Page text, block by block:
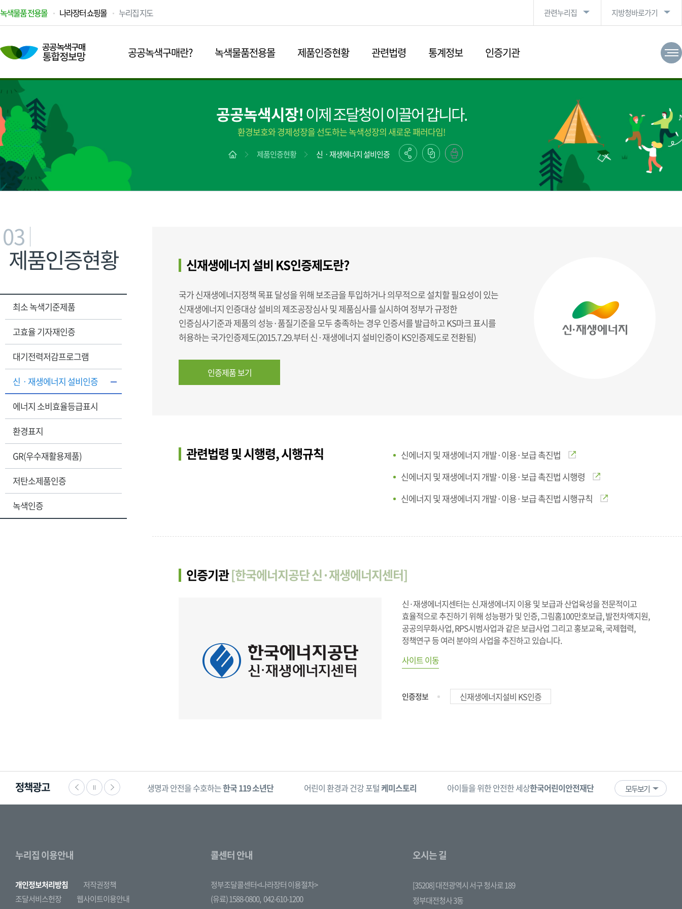
녹색물품 전용몰 나라장터 쇼핑몰 누리집 지도 관련누리집 지방청바로가기
공공녹색구매란? 녹색물품전용몰 제품인증현황 관련법령 통계정보 인증기관
공공녹색시장!이제 조달청이 이끌어 갑니다.
환경보호와 경제성장을 선도하는 녹색성장의 새로운 패러다임!
제품인증현황 신ㆍ재생에너지 설비인증
03
제품인증현황
최소 녹색기준제품
고효율 기자재인증
대기전력저감프로그램
신ㆍ재생에너지 설비인증
에너지 소비효율등급표시
환경표지
GR(우수재활용제품)
저탄소제품인증
녹색인증
신재생에너지 설비 KS인증제도란?
국가 신재생에너지정책 목표 달성을 위해 보조금을 투입하거나 의무적으로 설치할 필요성이 있는
신재생에너지 인증대상 설비의 제조공장심사 및 제품심사를 실시하여 정부가 규정한
인증심사기준과 제품의 성능·품질기준을 모두 충족하는 경우 인증서를 발급하고 KS마크 표시를
허용하는 국가인증제도(2015.7.29.부터 신·재생에너지 설비인증이 KS인증제도로 전환됨)
인증제품 보기
관련법령 및 시행령, 시행규칙
신에너지 및 재생에너지 개발·이용·보급 촉진법
신에너지 및 재생에너지 개발·이용·보급 촉진법 시행령
신에너지 및 재생에너지 개발·이용·보급 촉진법 시행규칙
인증기관[한국에너지공단 신·재생에너지센터]
신·재생에너지센터는 신.재생에너지 이용 및 보급과 산업육성을 전문적이고
효율적으로 추진하기 위해 성능평가 및 인증, 그림홈100만호보급, 발전차액지원,
공공의무화사업, RPS시범사업과 같은 보급사업 그리고 홍보교육, 국제협력,
정책연구 등 여러 분야의 사업을 추진하고 있습니다.
사이트 이동
인증정보 신재생에너지설비 KS인증
정책광고 생명과 안전을 수호하는한국 119 소년단 어린이 환경과 건강 포털케미스토리 아이들을 위한 안전한 세상한국어린이안전재단 어린이·청소년
모두보기
누리집 이용안내
개인정보처리방침
저작권정책
조달서비스헌장
웹사이트이용안내
콜센터 안내
정부조달콜센터<나라장터 이용절차>
(유료) 1588-0800, 042-610-1200
오시는 길
[35208] 대전광역시 서구 청사로 189
정부대전청사 3동